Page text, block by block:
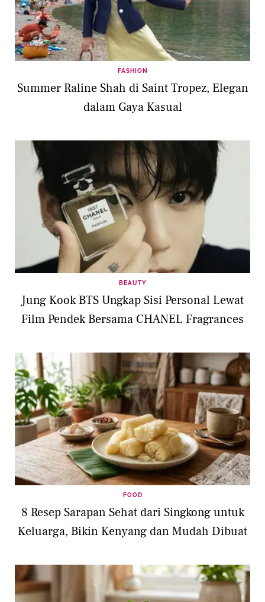
FASHION
Summer Raline Shah di Saint Tropez, Elegan
dalam Gaya Kasual
BEAUTY
Jung Kook BTS Ungkap Sisi Personal Lewat
Film Pendek Bersama CHANEL Fragrances
FOOD
8 Resep Sarapan Sehat dari Singkong untuk
Keluarga, Bikin Kenyang dan Mudah Dibuat